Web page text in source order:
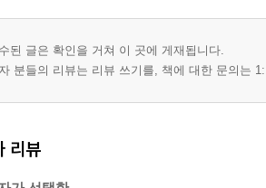
된 글은 확인을 거쳐 이 곳에 게재됩니다.
분들의 리뷰는 리뷰 쓰기를, 책에 대한 문의는
리뷰